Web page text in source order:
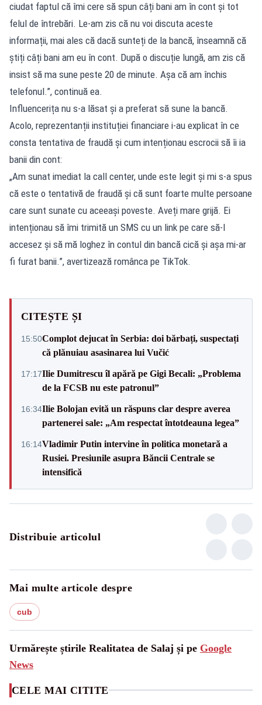
ciudat faptul că îmi cere să spun câți bani am în cont și tot
felul de întrebări. Le-am zis că nu voi discuta aceste
informații, mai ales că dacă sunteți de la bancă, înseamnă că
știți câți bani am eu în cont. După o discuție lungă, am zis că
insist să ma sune peste 20 de minute. Așa că am închis
telefonul.”, continuă ea.
Influencerița nu s-a lăsat și a preferat să sune la bancă.
Acolo, reprezentanții instituției financiare i-au explicat în ce
consta tentativa de fraudă și cum intenționau escrocii să îi ia
banii din cont:
„Am sunat imediat la call center, unde este legit și mi s-a spus
că este o tentativă de fraudă și că sunt foarte multe persoane
care sunt sunate cu aceeași poveste. Aveți mare grijă. Ei
intenționau să îmi trimită un SMS cu un link pe care să-l
accesez și să mă loghez în contul din bancă cică și așa mi-ar
fi furat banii.”, avertizează românca pe TikTok.
CITEȘTE ȘI
15:50Complot dejucat în Serbia: doi bărbați, suspectați
că plănuiau asasinarea lui Vučić
17:17Ilie Dumitrescu îl apără pe Gigi Becali: „Problema
de la FCSB nu este patronul”
16:34Ilie Bolojan evită un răspuns clar despre averea
partenerei sale: „Am respectat întotdeauna legea”
16:14Vladimir Putin intervine în politica monetară a
Rusiei. Presiunile asupra Băncii Centrale se
intensifică
Distribuie articolul
Mai multe articole despre
cub
Urmărește știrile Realitatea de Salaj și pe Google
News
CELE MAI CITITE